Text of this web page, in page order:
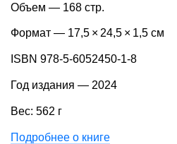
Объем — 168 стр.
Формат — 17,5 × 24,5 × 1,5 см
ISBN 978-5-6052450-1-8
Год издания — 2024
Вес: 562 г
Подробнее о книге